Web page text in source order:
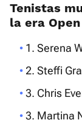
Tenistas
la era Open
1. Serena
2. Steffi
3. Chris
3. Martina